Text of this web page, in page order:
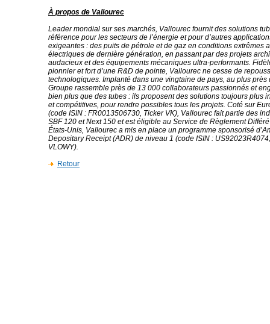
À propos de Vallourec
Leader mondial sur ses marchés, Vallourec fournit des solutions
référence pour les secteurs de l’énergie et pour d’autres
exigeantes : des puits de pétrole et de gaz en conditions extrêmes
électriques de dernière génération, en passant par des projets
audacieux et des équipements mécaniques ultra-performants.
pionnier et fort d’une R&D de pointe, Vallourec ne cesse de
technologiques. Implanté dans une vingtaine de pays, au plus près
Groupe rassemble près de 13 000 collaborateurs passionnés et
bien plus que des tubes : ils proposent des solutions toujours plus
et compétitives, pour rendre possibles tous les projets. Coté sur
(code ISIN : FR0013506730, Ticker VK), Vallourec fait partie des
SBF 120 et Next 150 et est éligible au Service de Règlement
États-Unis, Vallourec a mis en place un programme sponsorisé
Depositary Receipt (ADR) de niveau 1 (code ISIN :
VLOWY).
Retour